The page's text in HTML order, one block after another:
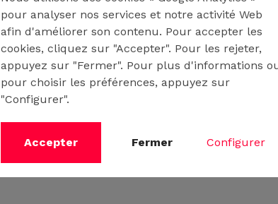
pour analyser nos services et notre activité Web
afin d'améliorer son contenu. Pour accepter les
cookies, cliquez sur "Accepter". Pour les rejeter,
appuyez sur "Fermer". Pour plus d'informations
pour choisir les préférences, appuyez sur
"Configurer".
Accepter Fermer Configurer